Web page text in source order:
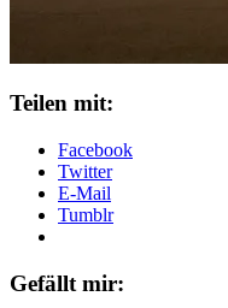
Teilen mit:
Facebook
Twitter
E-Mail
Tumblr
Gefällt mir: